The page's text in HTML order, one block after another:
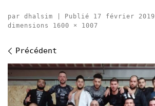
par dhalsim Publié 17 février 2019
dimensions
1600 × 1007
Navigation des images
Précédent